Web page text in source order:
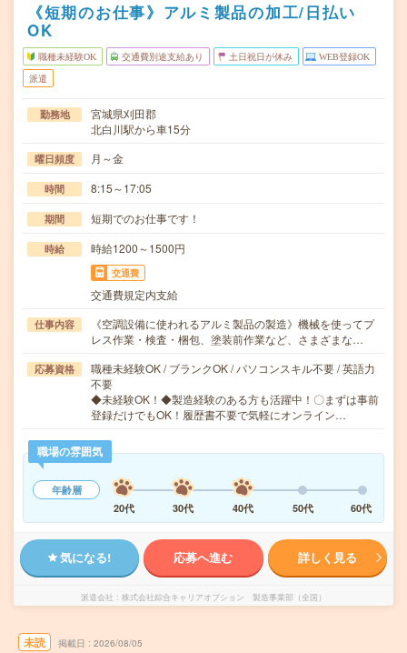
《短期のお仕事》アルミ製品の加工/日払い
OK
職種未経験OK 交通費別途支給あり 土日祝日が休み WEB登録OK
派遣
勤務地
宮城県刈田郡
北白川駅から車15分
曜日頻度 月～金
時間 8:15～17:05
期間 短期でのお仕事です！
時給 時給1200～1500円
交通費
交通費規定内支給
仕事内容
《空調設備に使われるアルミ製品の製造》機械を使ってプ
レス作業・検査・梱包、塗装前作業など、さまざまな…
応募資格
職種未経験OK / ブランクOK / パソコンスキル不要 / 英語力
不要
◆未経験OK！◆製造経験のある方も活躍中！〇まずは事前
登録だけでもOK！履歴書不要で気軽にオンライン…
職場の雰囲気
年齢層
20代
30代 40代 50代 60代
気になる! 応募へ進む 詳しく見る
派遣会社 株式会社綜合キャリアオプション 製造事業部（全国）
未読 掲載日 2026/08/05